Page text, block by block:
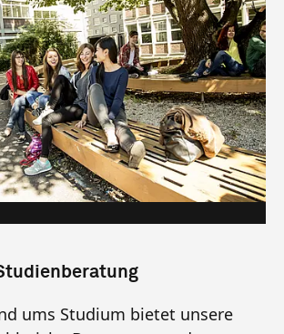
ums Studium bietet unsere